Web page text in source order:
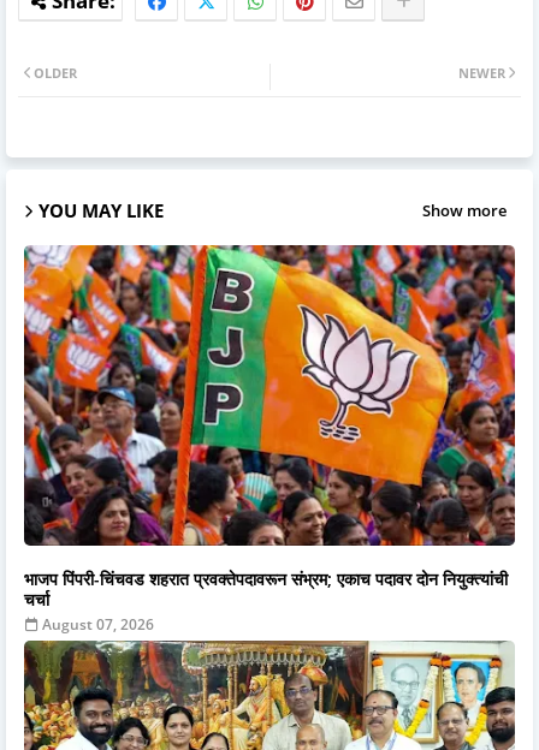
NEWER
OLDER
YOU MAY LIKE Show more
भाजप पिंपरी-चिंचवड शहरात प्रवक्तेपदावरून संभ्रम; एकाच पदावर दोन नियुक्त्यांची
चर्चा
August 07, 2026